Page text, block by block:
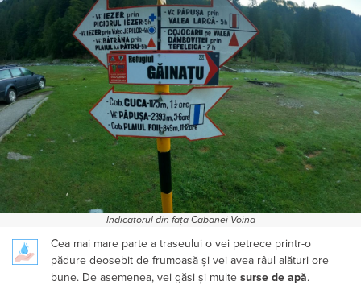
Indicatorul din fața Cabanei Voina
Cea mai mare parte a traseului o vei petrece printr-o
pădure deosebit de frumoasă și vei avea râul alături ore
bune. De asemenea, vei găsi și multe surse de apă.